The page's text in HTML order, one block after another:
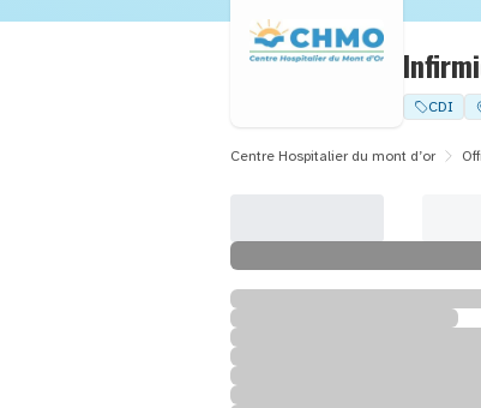
CDI
Centre Hospitalier du mont d’or